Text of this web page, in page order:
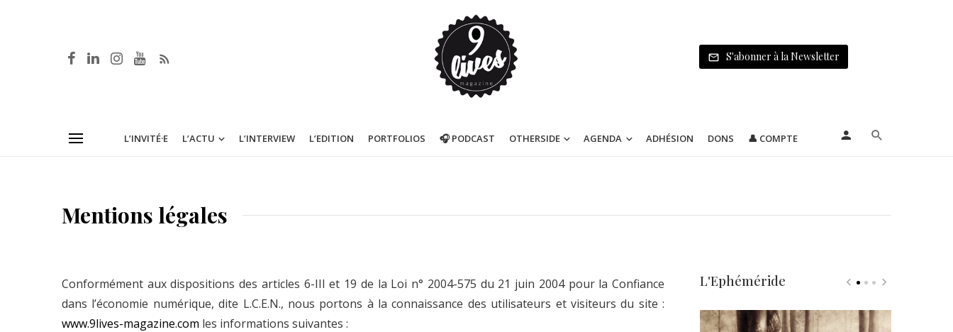
S'abonner à la Newsletter
L’INVITÉ·E L’ACTU L’INTERVIEW L’EDITION PORTFOLIOS 🎧 PODCAST OTHERSIDE AGENDA ADHÉSION DONS 👤 COMPTE
Mentions légales
Conformément aux dispositions des articles 6-III et 19 de la Loi n° 2004-575 du 21 juin 2004 pour la Confiance
dans l’économie numérique, dite L.C.E.N., nous portons à la connaissance des utilisateurs et visiteurs du site :
www.9lives-magazine.com les informations suivantes :
L'Ephéméride